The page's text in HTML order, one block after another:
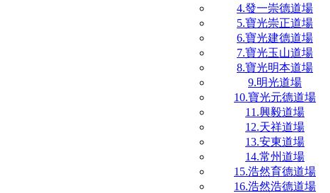
4.發一崇德道場
5.寶光崇正道場
6.寶光建德道場
7.寶光玉山道場
8.寶光明本道場
9.明光道場
10.寶光元德道場
11.興毅道場
12.天祥道場
13.安東道場
14.常州道場
15.浩然育德道場
16.浩然浩德道場